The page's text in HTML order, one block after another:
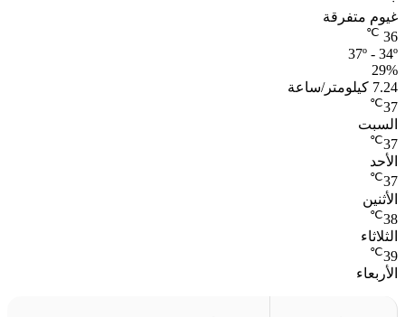
غيوم متفرقة
36
℃
37º - 34º
29%
7.24 كيلومتر/ساعة
37
℃
السبت
37
℃
الأحد
37
℃
الأثنين
38
℃
الثلاثاء
39
℃
الأربعاء